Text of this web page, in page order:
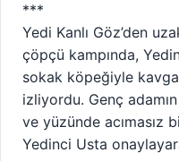
***
Yedi Kanlı Göz’den
çöpçü kampında,
sokak köpeğiyle
izliyordu. Genç
ve yüzünde acımasız
Yedinci Usta